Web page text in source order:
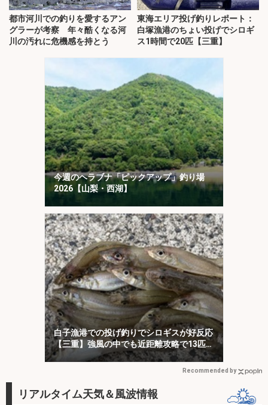
都市河川での釣りを愛するアン
グラーが考察 年々酷くなる河
川の汚れに危機感を持とう
東海エリア投げ釣りレポート：
白塚漁港のちょい投げでシロギ
ス1時間で20匹【三重】
今週のヘラブナ「ピックアップ」釣り場
2026【山梨・西湖】
白子漁港での投げ釣りでシロギスが好反応
【三重】強風の中でも近距離攻略で13匹キ
ャッチ
Recommended by
リアルタイム天気＆風波情報